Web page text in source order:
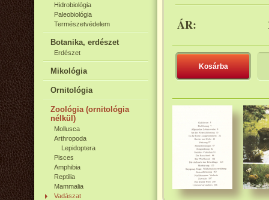
Hidrobiológia
Paleobiológia
Természetvédelem
Botanika, erdészet
Erdészet
Mikológia
Ornitológia
Zoológia (ornitológia
nélkül)
Mollusca
Arthropoda
Lepidoptera
Pisces
Amphibia
Reptilia
Mammalia
Vadászat
ÁR:
Kosárba